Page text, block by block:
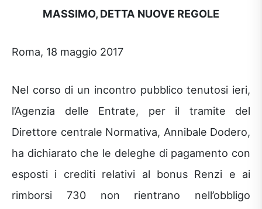
MASSIMO, DETTA NUOVE REGOLE
Roma, 18 maggio 2017
Nel corso di un incontro pubblico tenutosi ieri,
l’Agenzia delle Entrate, per il tramite del
Direttore centrale Normativa, Annibale Dodero,
ha dichiarato che le deleghe di pagamento con
esposti i crediti relativi al bonus Renzi e ai
rimborsi 730 non rientrano nell’obbligo